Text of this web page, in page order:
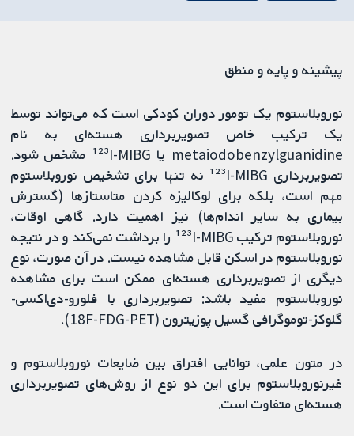
پیشینه و پایه و منطق
نوروبلاستوم یک تومور دوران کودکی است که می‌تواند توسط
یک ترکیب خاص تصویربرداری هسته‌ای به نام
metaiodobenzylguanidine یا ¹²³I-MIBG مشخص شود.
تصویربرداری ¹²³I-MIBG نه تنها برای تشخیص نوروبلاستوم
مهم است، بلکه برای لوکالیزه کردن متاستازها (گسترش
بیماری به سایر اندام‌ها) نیز اهمیت دارد. گاهی اوقات،
نوروبلاستوم ترکیب ¹²³I-MIBG را برداشت نمی‌کند و در نتیجه
نوروبلاستوم در اسکن قابل مشاهده نیست. در آن صورت، نوع
دیگری از تصویربرداری هسته‌ای ممکن است برای مشاهده
نوروبلاستوم مفید باشد: تصویربرداری با فلورو-دی‌اکسی-
گلوکز-توموگرافی گسیل پوزیترون (18F-FDG-PET).
در متون علمی، توانایی افتراق بین ضایعات نوروبلاستوم و
غیرنوروبلاستوم برای این دو نوع از روش‌های تصویربرداری
هسته‌ای متفاوت است.